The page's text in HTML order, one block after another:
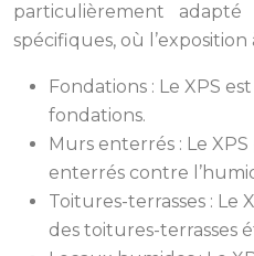
particulièrement adapté
spécifiques, où
Fondations : Le XPS
fondations.
Murs enterrés : Le
enterrés contre
Toitures-terrasses : Le
des toitures-terrasses